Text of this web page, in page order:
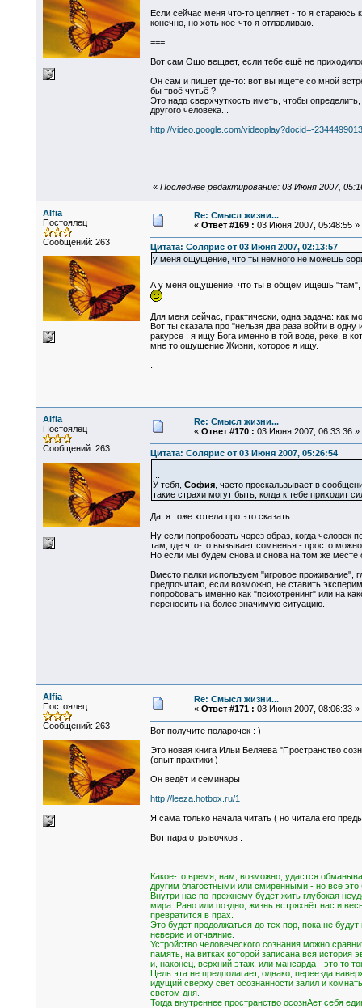
Если сейчас меня что-то цепляет - то я
конечно, но хоть кое-что я отлавливаю.
===
Вот сам Ошо вещает, если тебе ещё не
Он сам и пишет где-то: вот вы ищете со мной
бы твоё чутьё ?
Это надо сверхчуткость иметь, чтобы
другого человека...
http://video.google.com/videoplay?docid=-
« Последнее редактирование: 03 Июня 2007,
Alfia
Постоялец
Сообщений: 263
Re: Смысл жизни...
« Ответ #169 : 03 Июня 2007, 05:48:55 »
Цитата: Солярис от 03 Июня 2007, 02:13:57
у меня ощущение, что ты немного не можешь
А у меня ощущение, что ты в общем ищешь "там",
Для меня сейчас, практически, одна задача: как
Вот ты сказала про "нельзя два раза войти в
ракурсе : я ищу Бога именно в той воде, реке, в
мне то ощущение Жизни, которое я ищу.
Alfia
Постоялец
Сообщений: 263
Re: Смысл жизни...
« Ответ #170 : 03 Июня 2007, 06:33:36 »
Цитата: Солярис от 03 Июня 2007, 05:26:54
У тебя, София, часто проскальзывает в
такие страхи могут быть, когда к тебе приходит
Да, я тоже хотела про это сказать :
Ну если попробовать через образ, когда
там, где что-то вызывает сомненья - просто
Но если мы будем снова и снова на том же месте
Вместо палки используем "игровое проживание",
предпочитаю, если возможно, не ставить
попробовать именно как "психотренинг" или на
переносить на более значимую ситуацию.
Alfia
Постоялец
Сообщений: 263
Re: Смысл жизни...
« Ответ #171 : 03 Июня 2007, 08:06:33 »
Вот получите поларочек : )
Это новая книга Ильи Беляева "Пространство
(опыт практики )
Он ведёт и семинары
http://leeza.hotbox.ru/1
Я сама только начала читать ( но читала его
Вот пара отрывочков :
Какое-то время, нам, возможно, удастся
другим благостными или смиренными - но всё это
Внутри нас по-прежнему будет жить глубокая
мира. Рано или поздно, жизнь встряхнёт нас и
превратится в прах.
Это будет продолжаться до тех пор, пока не
неверие и отчаяние.
Устройство человеческого сознания можно
память, на витках которой записана вся
и, наконец, верхний этаж, или мансарда - это то
Цель эта не предполагает, однако, переезда
идущий сверху свет осознанности залил и
светом дня.
Тогда внутреннее пространство осознАет себя